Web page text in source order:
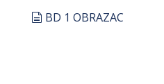
document
BD 1 OBRAZAC